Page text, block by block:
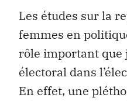
Les études sur la
femmes en
rôle important que
électoral dans
En effet, une